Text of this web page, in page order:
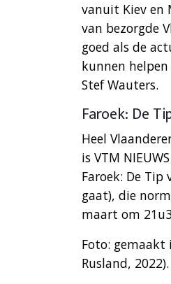
vanuit Kiev en
van bezorgde
goed als de
kunnen
Stef Wauters.
Faroek: De
Heel
is VTM
Faroek: De Tip
gaat), die
maart om
Foto: gemaakt
Rusland, 2022).